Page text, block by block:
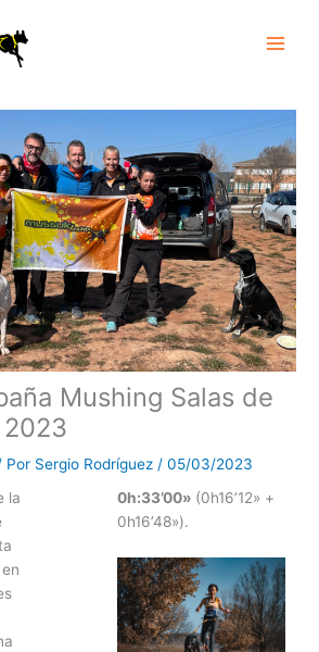
Mushing Salas de
Por Sergio Rodríguez /05/03/2023
la
0h:33’00» (0h16’12» +
0h16’48»).